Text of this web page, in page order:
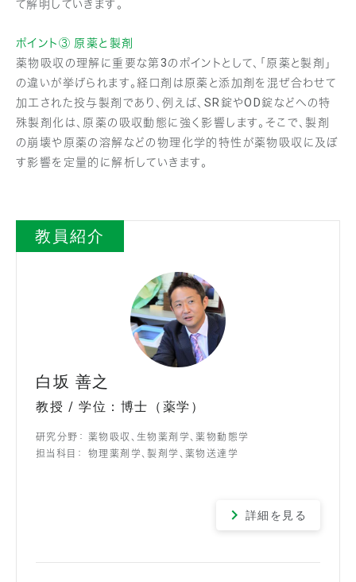
て解明していきます。
ポイント③ 原薬と製剤
薬物吸収の理解に重要な第3のポイントとして、「原薬と製剤」
の違いが挙げられます。経口剤は原薬と添加剤を混ぜ合わせて
加工された投与製剤であり、例えば、SR錠やOD錠などへの特
殊製剤化は、原薬の吸収動態に強く影響します。そこで、製剤
の崩壊や原薬の溶解などの物理化学的特性が薬物吸収に及ぼ
す影響を定量的に解析していきます。
教員紹介
白坂 善之
教授 / 学位：博士（薬学）
研究分野：
薬物吸収、生物薬剤学、薬物動態学
担当科目：
物理薬剤学、製剤学、薬物送達学
詳細を見る